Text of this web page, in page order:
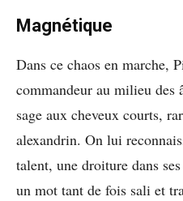
Magnétique
Dans ce chaos en marche,
commandeur au milieu des
sage aux cheveux courts,
alexandrin. On lui
talent, une droiture dans
un mot tant de fois sali et